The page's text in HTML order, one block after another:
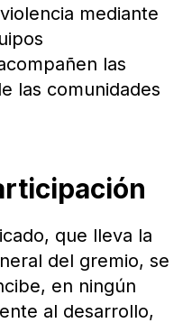
mediante
las
las comunidades
que lleva la
del gremio, se
en ningún
al desarrollo,